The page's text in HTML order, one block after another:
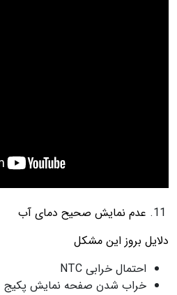
عدم نمایش صحیح دمای آب
دلایل بروز این مشکل
احتمال خرابی NTC
خراب شدن صفحه نمایش پکیج